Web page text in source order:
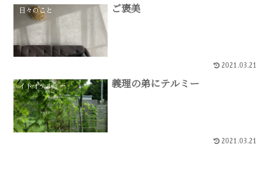
日々のこと ご褒美
2021.03.21
イトオテルミー 義理の弟にテルミー
2021.03.21